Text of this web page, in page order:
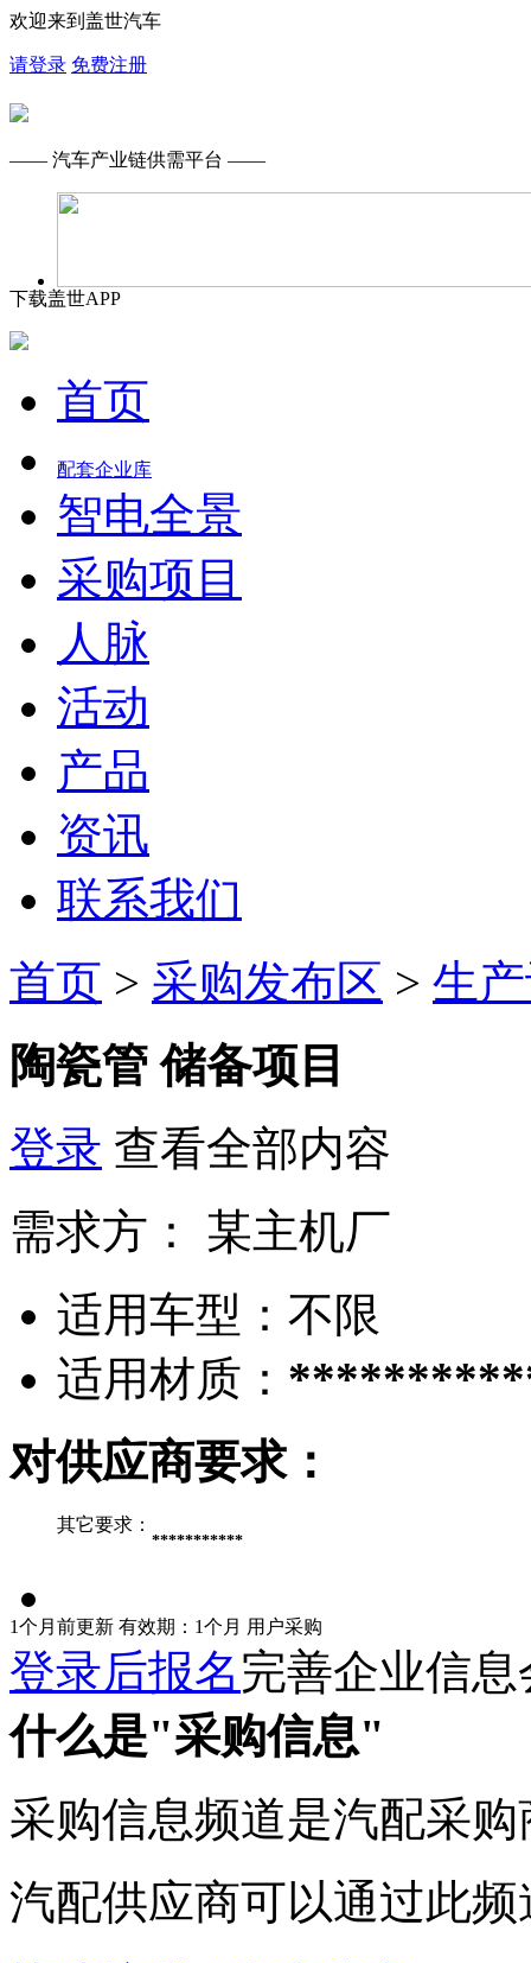
欢迎来到盖世汽车
请登录 免费注册
—— 汽车产业链供需平台 ——
下载盖世APP
首页
配套企业库
智电全景
采购项目
人脉
活动
产品
资讯
联系我们
首页 > 采购发布区 > 生
陶瓷管 储备项目
登录 查看全部内容
需求方：
某主机厂
适用车型： 不限
适用材质：
对供应商要求：
其它要求：
***********
1个月前更新 有效期：1个月 用户采购
登录后报名完善企业信
什么是"采购信息"
采购信息频道是汽配采
汽配供应商可以通过此